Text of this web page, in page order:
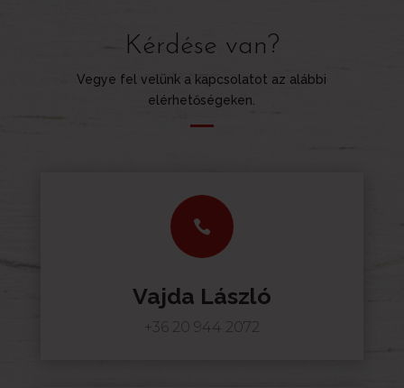
Kérdése van?
Vegye fel velünk a kapcsolatot az alábbi
elérhetőségeken.

Vajda László
+36 20 944 2072